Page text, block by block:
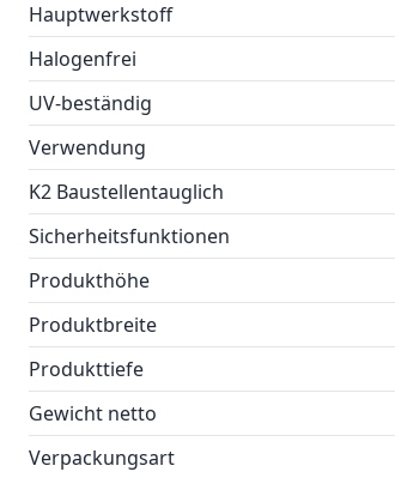
Hauptwerkstoff
Halogenfrei
UV-beständig
Verwendung
K2 Baustellentauglich
Sicherheitsfunktionen
Produkthöhe
Produktbreite
Produkttiefe
Gewicht netto
Verpackungsart